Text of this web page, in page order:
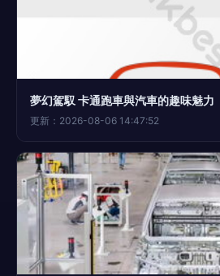
夢幻駕馭 卡通跑車與汽車的趣味魅力
更新：2026-08-06 14:47:52